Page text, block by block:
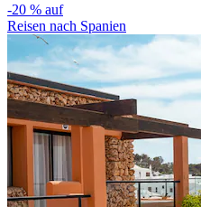
-20 % auf
Reisen nach Spanien